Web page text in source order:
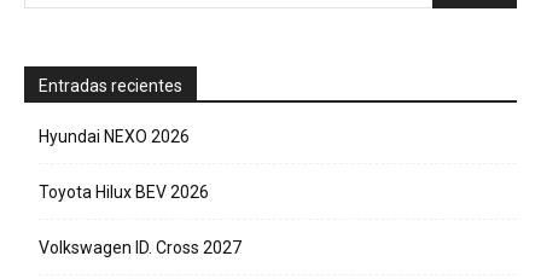
Entradas recientes
Hyundai NEXO 2026
Toyota Hilux BEV 2026
Volkswagen ID. Cross 2027